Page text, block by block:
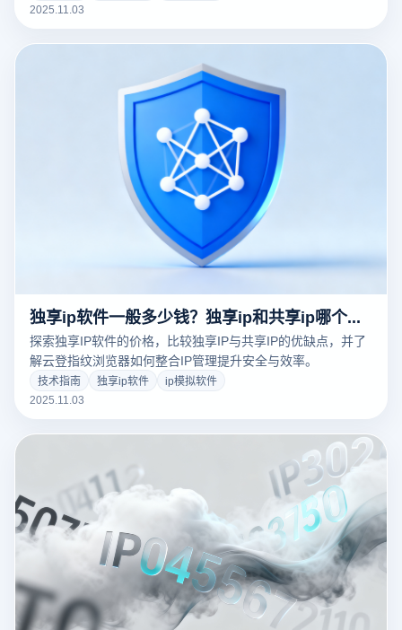
2025.11.03
独享ip软件一般多少钱？独享ip和共享ip哪个好用？
探索独享IP软件的价格，比较独享IP与共享IP的优缺点，并了
解云登指纹浏览器如何整合IP管理提升安全与效率。
技术指南 独享ip软件
ip模拟软件
2025.11.03